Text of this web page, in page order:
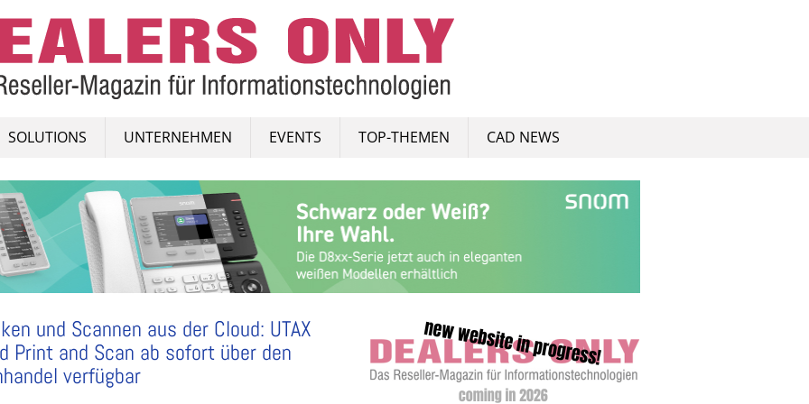
SOLUTIONS UNTERNEHMEN EVENTS TOP-THEMEN CAD NEWS
und Scannen aus der Cloud: UTAX
Print and Scan ab sofort über den
verfügbar